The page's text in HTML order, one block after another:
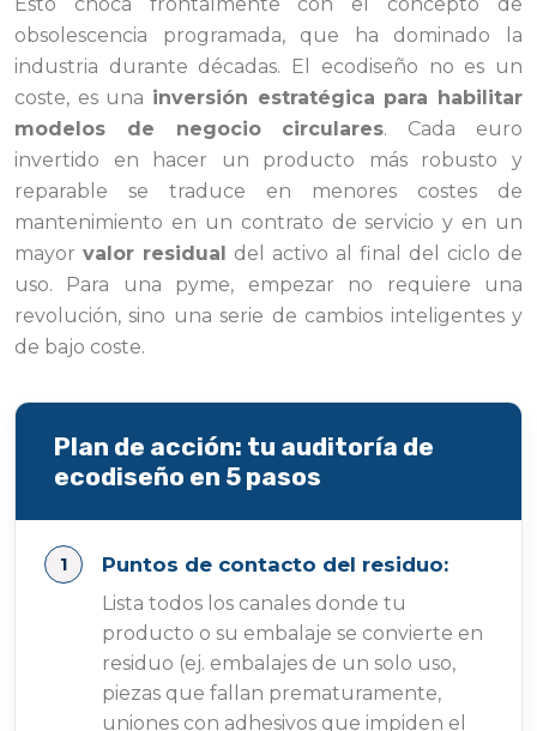
Esto choca frontalmente con el concepto de
obsolescencia programada, que ha dominado la
industria durante décadas. El ecodiseño no es un
coste, es una inversión estratégica para habilitar
modelos de negocio circulares. Cada euro
invertido en hacer un producto más robusto y
reparable se traduce en menores costes de
mantenimiento en un contrato de servicio y en un
mayor valor residual
del activo al final del ciclo de
uso. Para una pyme, empezar no requiere una
revolución, sino una serie de cambios inteligentes y
de bajo coste.
Plan de acción: tu auditoría de
ecodiseño en 5 pasos
Puntos de contacto del residuo:
Lista todos los canales donde tu
producto o su embalaje se convierte en
residuo (ej. embalajes de un solo uso,
piezas que fallan prematuramente,
uniones con adhesivos que impiden el